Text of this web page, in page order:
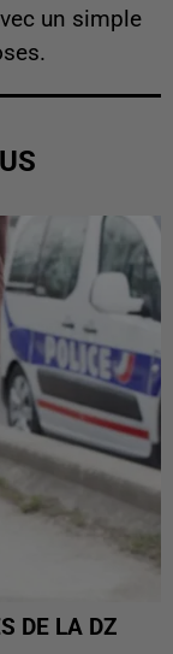
un simple
DE LA DZ